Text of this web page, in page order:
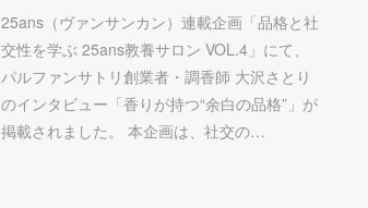
25ans（ヴァンサンカン）連載企画「品格と社
交性を学ぶ 25ans教養サロン VOL.4」にて、
パルファンサトリ創業者・調香師 大沢さとり
のインタビュー「香りが持つ“余白の品格”」が
掲載されました。 本企画は、社交の…